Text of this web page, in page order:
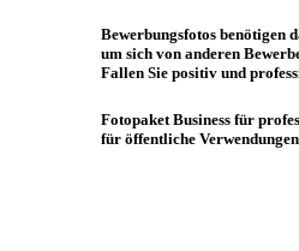
Bewerbungsfotos benötigen
um sich von anderen
Fallen Sie positiv und
Fotopaket Business für
für öffentliche